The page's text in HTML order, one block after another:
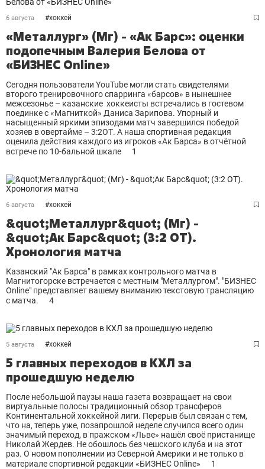
6 августа #хоккей
«Металлург» (Мг) - «Ак Барс»: оценки
подопечным Валерия Белова от
«БИЗНЕС Online»
Сегодня пользователи YouTube могли стать свидетелями
второго тренировочного спарринга «барсов» в нынешнее
межсезонье – казанские хоккеисты встречались в гостевом
поединке с «Магниткой» Даниса Зарипова. Упорный и
насыщенный яркими эпизодами матч завершился победой
хозяев в овертайме – 3:2ОТ. А наша спортивная редакция
оценила действия каждого из игроков «Ак Барса» в отчётной
встрече по 10-бальной шкале
1
6 августа #хоккей
&quot;Металлург&quot; (Мг) -
&quot;Ак Барс&quot; (3:2 ОТ).
Хронология матча
Казанский "Ак Барса" в рамках контрольного матча в
Магнитогорске встречается с местным "Металлургом". "БИЗНЕС
Online" представляет вашему вниманию текстовую трансляцию
с матча.
4
5 августа #хоккей
5 главных переходов в КХЛ за
прошедшую неделю
После небольшой паузы наша газета возвращает на свои
виртуальные полосы традиционный обзор трансферов
Континентальной хоккейной лиги. Перерыв был связан с тем,
что на, теперь уже, позапрошлой неделе случился всего один
значимый переход, в пражском «Льве» нашёл своё пристанище
Николай Жердев. Не обошлось без чешского клуба и на этот
раз. О новом пополнении из Северной Америки и не только в
материале спортивной редакции «БИЗНЕС Online»
1